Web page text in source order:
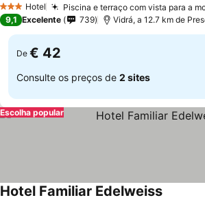
3 EstrelasHotel Piscina e terraço com vista para a
9,1 Excelente 739 Vidrá, a 12.7 km de
De € 42
Consulte os preços de 2 sites
Escolha popular
Hotel Familiar Edelweiss